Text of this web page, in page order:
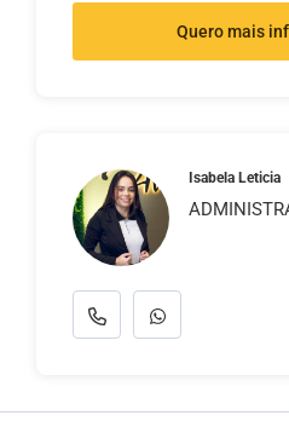
Quero mais
Isabela Leticia